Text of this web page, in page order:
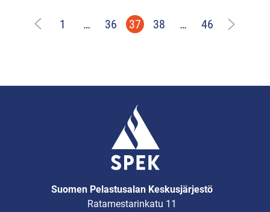
1 … 36 37 38 … 46
Suomen Pelastusalan Keskusjärjestö
Ratamestarinkatu 11